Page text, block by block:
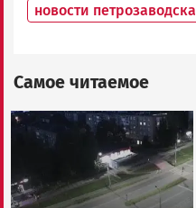
новости петрозаводска
Самое читаемое
Image